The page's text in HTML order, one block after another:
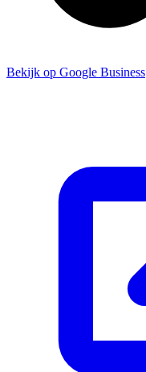
Bekijk op Google Business